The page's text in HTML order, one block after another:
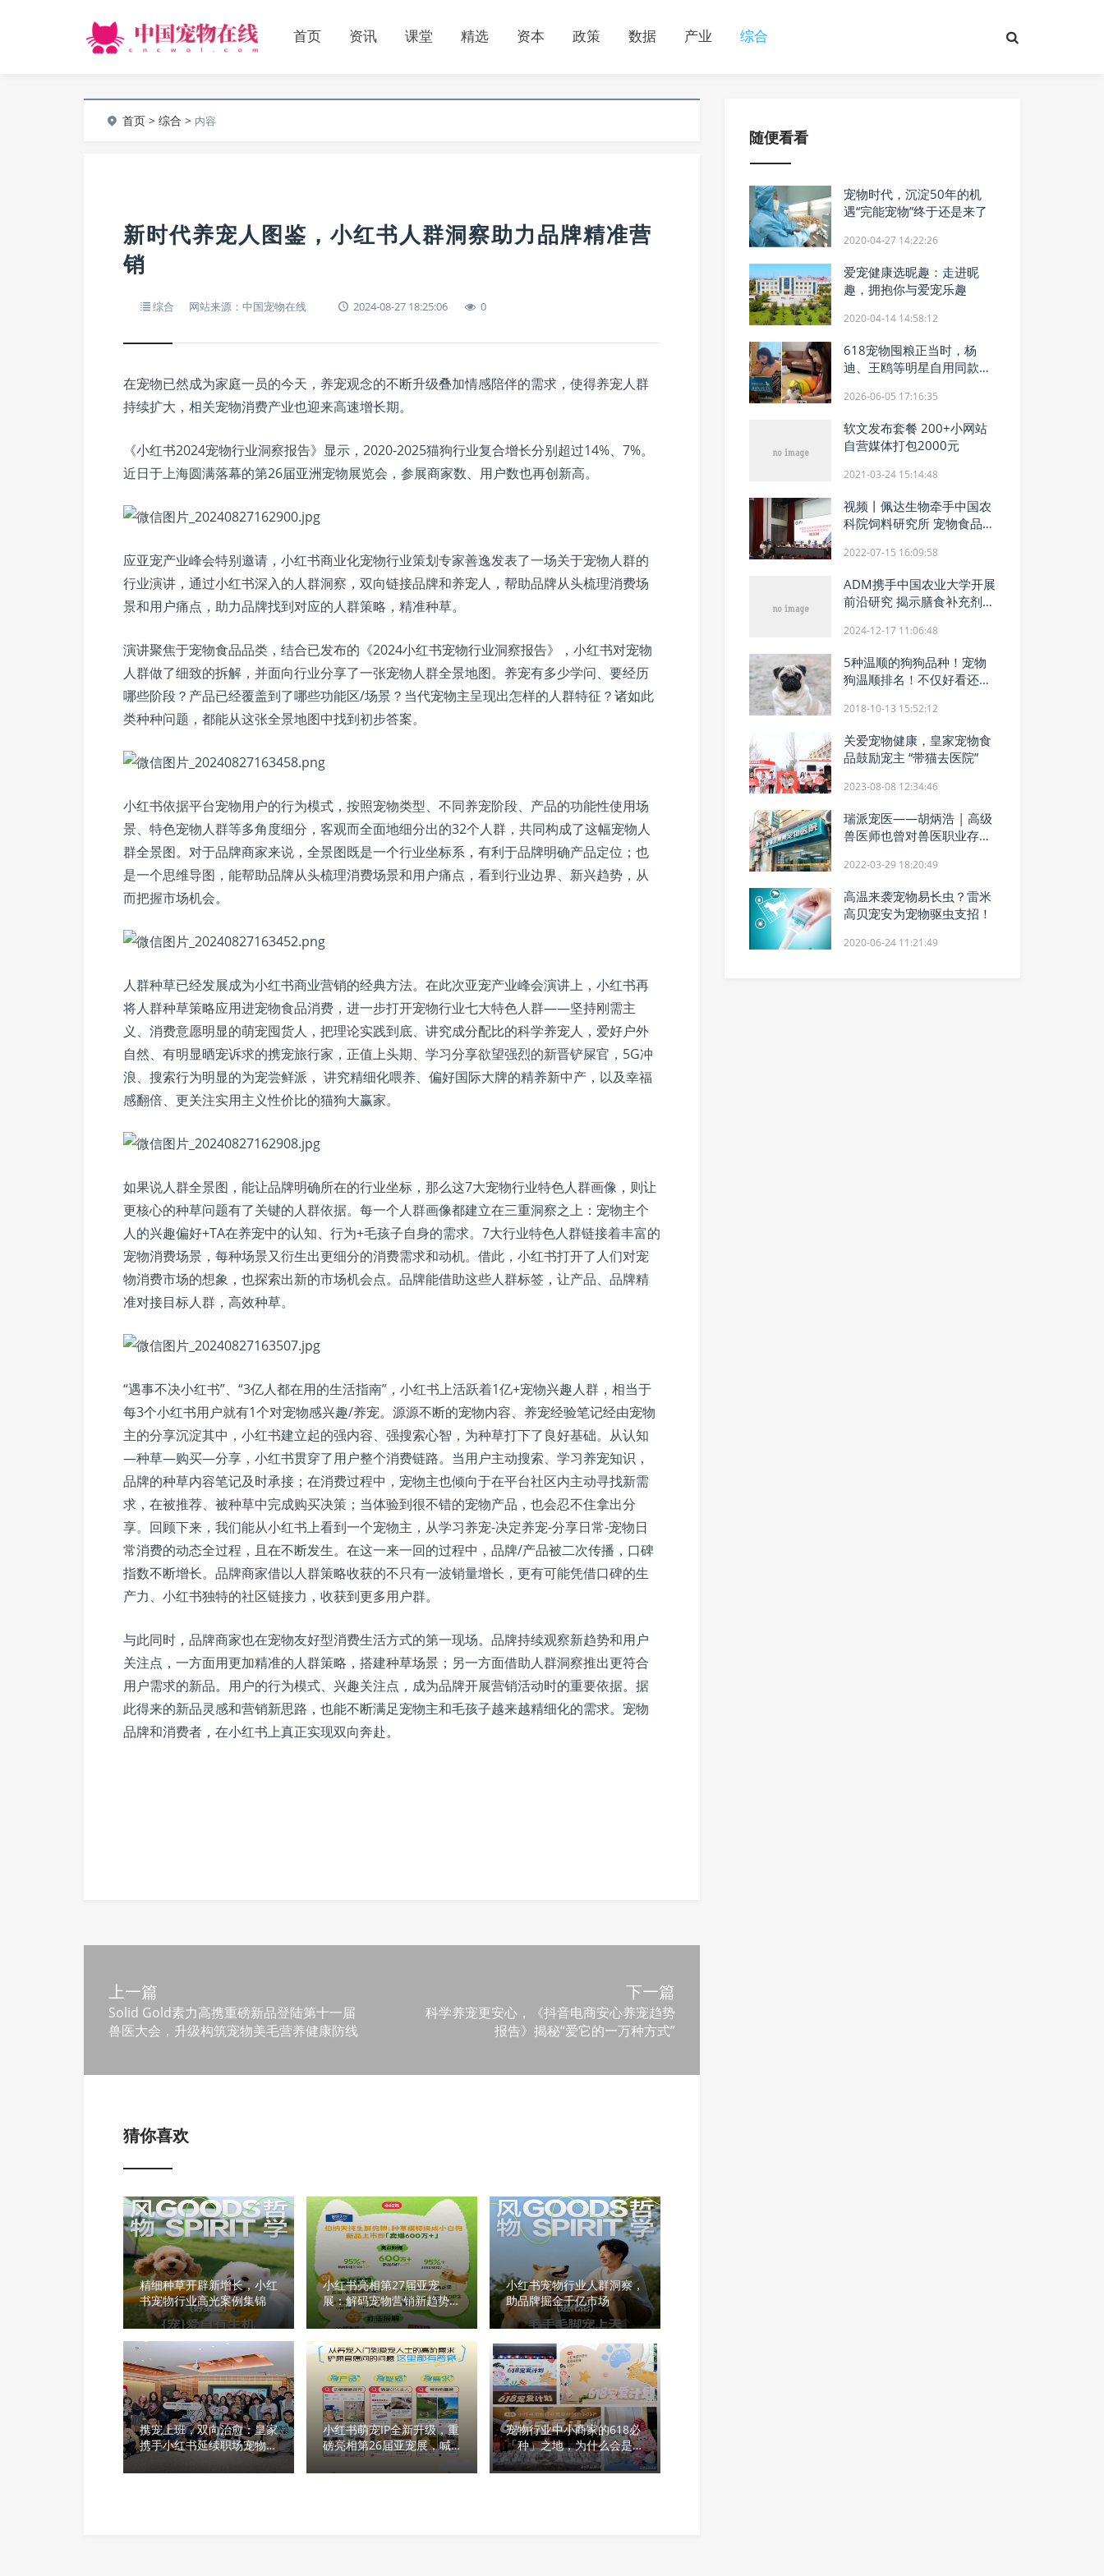
首页 资讯 课堂 精选 资本 政策 数据 产业 综合
首页 >综合 > 内容
新时代养宠人图鉴，小红书人群洞察助力品牌精准营
销
综合 网站来源：中国宠物在线 2024-08-27 18:25:06 0
在宠物已然成为家庭一员的今天，养宠观念的不断升级叠加情感陪伴的需求，使得养宠人群
持续扩大，相关宠物消费产业也迎来高速增长期。
《小红书2024宠物行业洞察报告》显示，2020-2025猫狗行业复合增长分别超过14%、7%。
近日于上海圆满落幕的第26届亚洲宠物展览会，参展商家数、用户数也再创新高。
应亚宠产业峰会特别邀请，小红书商业化宠物行业策划专家善逸发表了一场关于宠物人群的
行业演讲，通过小红书深入的人群洞察，双向链接品牌和养宠人，帮助品牌从头梳理消费场
景和用户痛点，助力品牌找到对应的人群策略，精准种草。
演讲聚焦于宠物食品品类，结合已发布的《2024小红书宠物行业洞察报告》，小红书对宠物
人群做了细致的拆解，并面向行业分享了一张宠物人群全景地图。养宠有多少学问、要经历
哪些阶段？产品已经覆盖到了哪些功能区/场景？当代宠物主呈现出怎样的人群特征？诸如此
类种种问题，都能从这张全景地图中找到初步答案。
小红书依据平台宠物用户的行为模式，按照宠物类型、不同养宠阶段、产品的功能性使用场
景、特色宠物人群等多角度细分，客观而全面地细分出的32个人群，共同构成了这幅宠物人
群全景图。对于品牌商家来说，全景图既是一个行业坐标系，有利于品牌明确产品定位；也
是一个思维导图，能帮助品牌从头梳理消费场景和用户痛点，看到行业边界、新兴趋势，从
而把握市场机会。
人群种草已经发展成为小红书商业营销的经典方法。在此次亚宠产业峰会演讲上，小红书再
将人群种草策略应用进宠物食品消费，进一步打开宠物行业七大特色人群——坚持刚需主
义、消费意愿明显的萌宠囤货人，把理论实践到底、讲究成分配比的科学养宠人，爱好户外
自然、有明显晒宠诉求的携宠旅行家，正值上头期、学习分享欲望强烈的新晋铲屎官，5G冲
浪、搜索行为明显的为宠尝鲜派， 讲究精细化喂养、偏好国际大牌的精养新中产，以及幸福
感翻倍、更关注实用主义性价比的猫狗大赢家。
如果说人群全景图，能让品牌明确所在的行业坐标，那么这7大宠物行业特色人群画像，则让
更核心的种草问题有了关键的人群依据。每一个人群画像都建立在三重洞察之上：宠物主个
人的兴趣偏好+TA在养宠中的认知、行为+毛孩子自身的需求。7大行业特色人群链接着丰富的
宠物消费场景，每种场景又衍生出更细分的消费需求和动机。借此，小红书打开了人们对宠
物消费市场的想象，也探索出新的市场机会点。品牌能借助这些人群标签，让产品、品牌精
准对接目标人群，高效种草。
“遇事不决小红书”、“3亿人都在用的生活指南”，小红书上活跃着1亿+宠物兴趣人群，相当于
每3个小红书用户就有1个对宠物感兴趣/养宠。源源不断的宠物内容、养宠经验笔记经由宠物
主的分享沉淀其中，小红书建立起的强内容、强搜索心智，为种草打下了良好基础。从认知
—种草—购买—分享，小红书贯穿了用户整个消费链路。当用户主动搜索、学习养宠知识，
品牌的种草内容笔记及时承接；在消费过程中，宠物主也倾向于在平台社区内主动寻找新需
求，在被推荐、被种草中完成购买决策；当体验到很不错的宠物产品，也会忍不住拿出分
享。回顾下来，我们能从小红书上看到一个宠物主，从学习养宠-决定养宠-分享日常-宠物日
常消费的动态全过程，且在不断发生。在这一来一回的过程中，品牌/产品被二次传播，口碑
指数不断增长。品牌商家借以人群策略收获的不只有一波销量增长，更有可能凭借口碑的生
产力、小红书独特的社区链接力，收获到更多用户群。
与此同时，品牌商家也在宠物友好型消费生活方式的第一现场。品牌持续观察新趋势和用户
关注点，一方面用更加精准的人群策略，搭建种草场景；另一方面借助人群洞察推出更符合
用户需求的新品。用户的行为模式、兴趣关注点，成为品牌开展营销活动时的重要依据。据
此得来的新品灵感和营销新思路，也能不断满足宠物主和毛孩子越来越精细化的需求。宠物
品牌和消费者，在小红书上真正实现双向奔赴。
上一篇
Solid Gold素力高携重磅新品登陆第十一届
兽医大会，升级构筑宠物美毛营养健康防线
下一篇
科学养宠更安心，《抖音电商安心养宠趋势
报告》揭秘“爱它的一万种方式”
猜你喜欢
精细种草开辟新增长，小红
书宠物行业高光案例集锦
小红书亮相第27届亚宠
展：解码宠物营销新趋势，
找到品牌增长新支点
小红书宠物行业人群洞察，
助品牌掘金千亿市场
携宠上班，双向治愈：皇家
携手小红书延续职场宠物友
小红书萌宠IP全新升级，重
磅亮相第26届亚宠展，喊
宠物主们一起「和小可爱碰
个头」
宠物行业中小商家的618必
「种」之地，为什么会是小
红书？
随便看看
宠物时代，沉淀50年的机
遇“完能宠物”终于还是来了
2020-04-27 14:22:26
爱宠健康选昵趣：走进昵
趣，拥抱你与爱宠乐趣
2020-04-14 14:58:12
618宠物囤粮正当时，杨
迪、王鸥等明星自用同款
屎官
2026-06-05 17:16:35
软文发布套餐 200+小网站
自营媒体打包2000元
2021-03-24 15:14:48
视频丨佩达生物牵手中国农
科院饲料研究所 宠物食品科
2022-07-15 16:09:58
ADM携手中国农业大学开展
前沿研究 揭示膳食补充剂组
2024-12-17 11:06:48
5种温顺的狗狗品种！宠物
狗温顺排名！不仅好看还很
2018-10-13 15:52:12
关爱宠物健康，皇家宠物食
品鼓励宠主 “带猫去医院”
2023-08-08 12:34:46
瑞派宠医——胡炳浩 | 高级
兽医师也曾对兽医职业存有
2022-03-29 18:20:49
高温来袭宠物易长虫？雷米
高贝宠安为宠物驱虫支招！
2020-06-24 11:21:49